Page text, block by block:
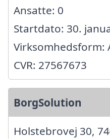
Ansatte: 0
Startdato: 30.
Virksomhedsform:
CVR: 27567673
BorgSolution
Holstebrovej 30,